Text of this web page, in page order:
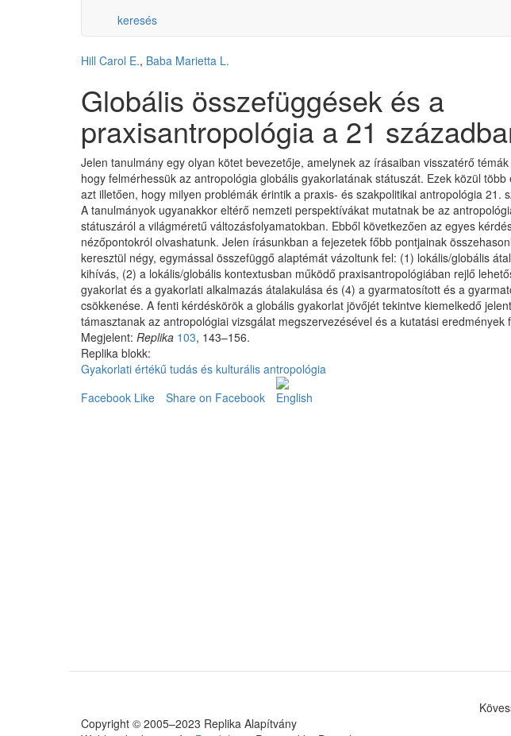
keresés
Hill Carol E., Baba Marietta L.
Globális összefüggések és a
praxisantropológia a 21
Jelen tanulmány egy olyan kötet bevezetője, amelynek az írásaiban visszatérő
hogy felmérhessük az antropológia globális gyakorlatának státuszát. Ezek közül
azt illetően, hogy milyen problémák érintik a praxis- és szakpolitikai antropológia 21.
A tanulmányok ugyanakkor eltérő nemzeti perspektívákat mutatnak be az
státuszáról a világméretű változásfolyamatokban. Ebből következően az egyes
nézőpontokról olvashatunk. Jelen írásunkban a fejezetek főbb pontjainak
keresztül négy, egymással összefüggő alaptémát vázoltunk fel: (1) lokális/globális
kihívás, (2) a lokális/globális kontextusban működő praxisantropológiában rejlő
gyakorlat és a gyakorlati alkalmazás átalakulása és (4) a gyarmatosított és a
csökkenése. A fenti kérdéskörök a globális gyakorlat jövőjét tekintve kiemelkedő
támasztanak az antropológiai vizsgálat megszervezésével és a kutatási eredmények
Megjelent: Replika 103, 143–156.
Replika blokk:
Gyakorlati értékű tudás és kulturális antropológia
Facebook Like
Share on Facebook
Copyright © 2005–2023 Replika Alapítvány